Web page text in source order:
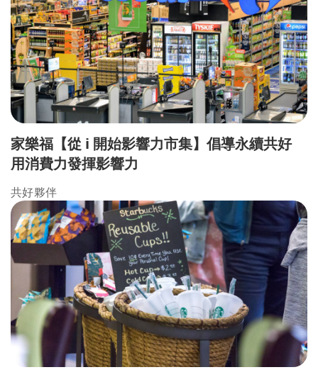
家樂福【從 i 開始影響力市集】倡導永續共好
用消費力發揮影響力
共好夥伴